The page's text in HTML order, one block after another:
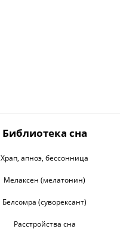
Библиотека сна
Храп, апноэ, бессонница
Мелаксен (мелатонин)
Белсомра (суворексант)
Расстройства сна